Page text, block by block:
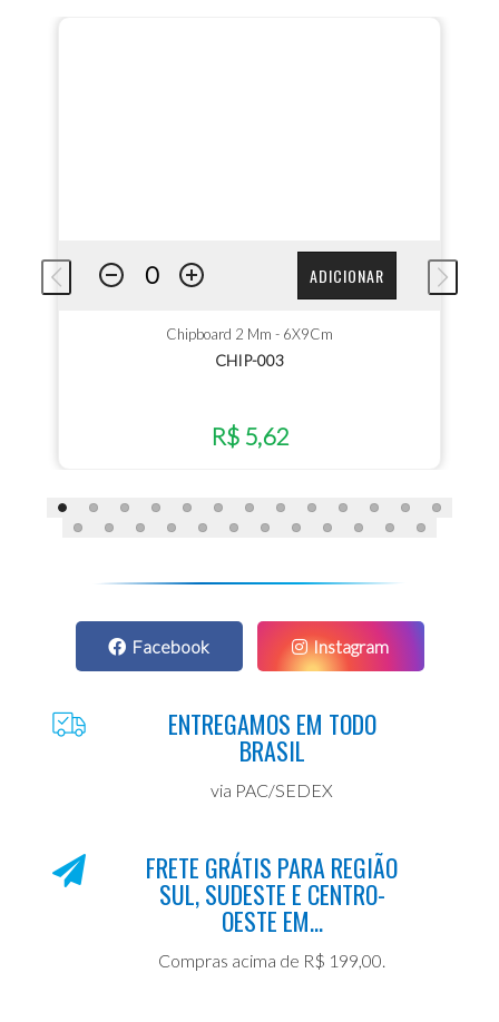
ADICIONAR
Chipboard 2 Mm - 6X9Cm
CHIP-003
R$ 5,62
Facebook Instagram
ENTREGAMOS EM TODO
BRASIL
via PAC/SEDEX
FRETE GRÁTIS PARA REGIÃO
SUL, SUDESTE E CENTRO-
OESTE EM...
Compras acima de R$ 199,00.